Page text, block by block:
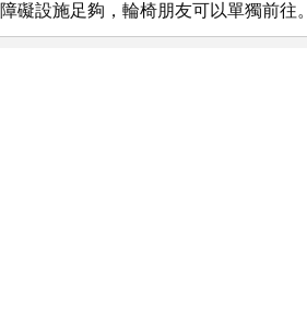
礙設施足夠，輪椅朋友可以單獨前往。